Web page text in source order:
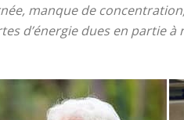
manque de
d’énergie dues en partie